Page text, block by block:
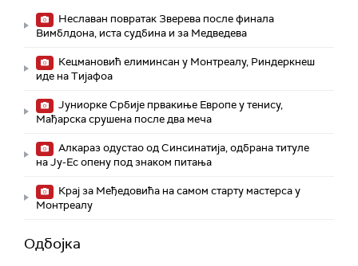
Неславан повратак Зверева после финала
Вимблдона, иста судбина и за Медведева
Кецмановић елиминсан у Монтреалу, Риндеркнеш
иде на Тијафоа
Јуниорке Србије првакиње Европе у тенису,
Мађарска срушена после два меча
Алкараз одустао од Синсинатија, одбрана титуле
на Ју-Ес опену под знаком питања
Крај за Међедовића на самом старту мастерса у
Монтреалу
Одбојка